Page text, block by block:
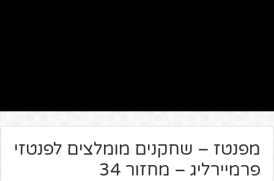
מפנטז – שחקנים מומלצים לפנטזי
פרמיירליג – מחזור 34